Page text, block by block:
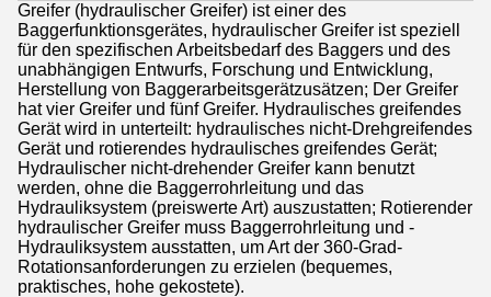
Greifer (hydraulischer Greifer) ist einer des
Baggerfunktionsgerätes, hydraulischer Greifer ist speziell
für den spezifischen Arbeitsbedarf des Baggers und des
unabhängigen Entwurfs, Forschung und Entwicklung,
Herstellung von Baggerarbeitsgerätzusätzen; Der Greifer
hat vier Greifer und fünf Greifer. Hydraulisches greifendes
Gerät wird in unterteilt: hydraulisches nicht-Drehgreifendes
Gerät und rotierendes hydraulisches greifendes Gerät;
Hydraulischer nicht-drehender Greifer kann benutzt
werden, ohne die Baggerrohrleitung und das
Hydrauliksystem (preiswerte Art) auszustatten; Rotierender
hydraulischer Greifer muss Baggerrohrleitung und -
Hydrauliksystem ausstatten, um Art der 360-Grad-
Rotationsanforderungen zu erzielen (bequemes,
praktisches, hohe gekostete).